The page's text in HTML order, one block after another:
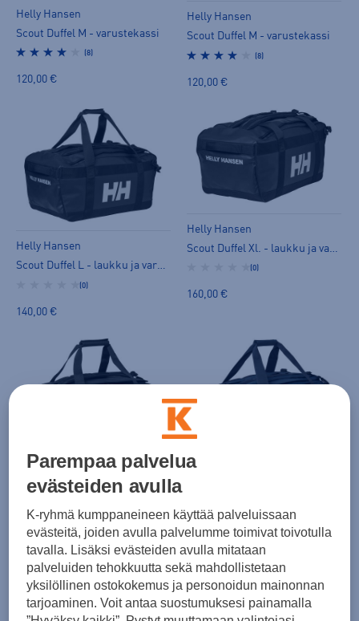
Helly Hansen
Scout Duffel M - varustekassi
(8)
120,00 €
Helly Hansen
Scout Duffel M - varustekassi
(8)
120,00 €
Helly Hansen
Scout Duffel L - laukku ja varustekassi
(0)
140,00 €
Helly Hansen
(0)
160,00 €
Scout Duffel S - varustekassi
(9)
110,00 €
(9)
Parempaa palvelua
evästeiden avulla
K-ryhmä kumppaneineen käyttää palveluissaan
evästeitä, joiden avulla palvelumme toimivat toivotulla
tavalla. Lisäksi evästeiden avulla mitataan
palveluiden tehokkuutta sekä mahdollistetaan
yksilöllinen ostokokemus ja personoidun mainonnan
tarjoaminen. Voit antaa suostumuksesi painamalla